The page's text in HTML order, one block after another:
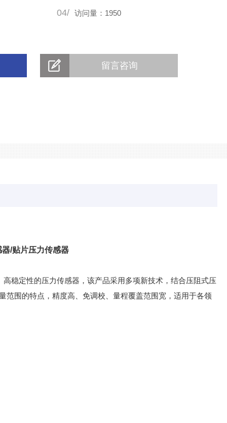
04/ 访问量：1950
留言咨询
器/贴片压力传感器
稳定性的压力传感器，该产品采用多项新技术，结合压阻式压
范围的特点，精度高、免调校、量程覆盖范围宽，适用于各领